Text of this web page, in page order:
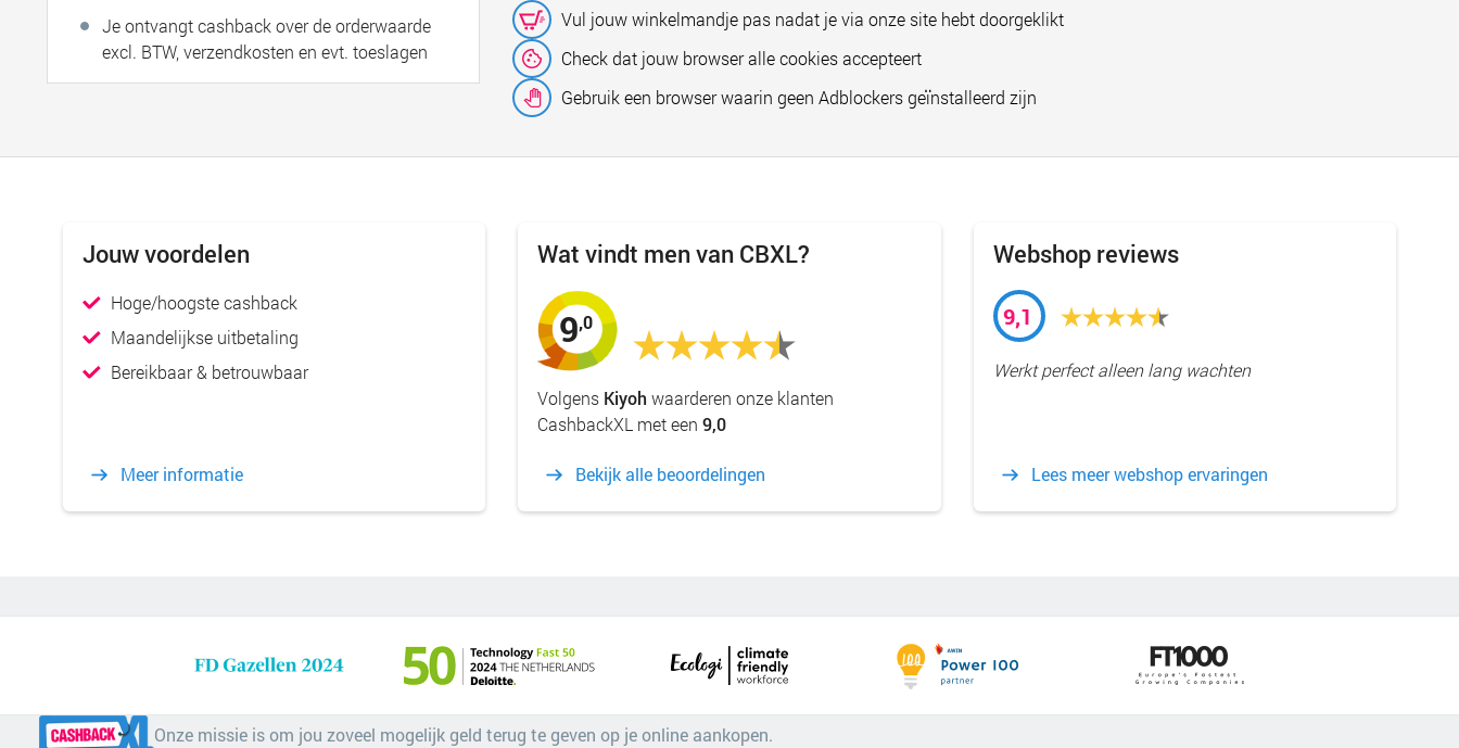
Vul jouw winkelmandje pas nadat je via onze site hebt doorgeklikt
Check dat jouw browser alle cookies accepteert
Gebruik een browser waarin geen Adblockers geïnstalleerd zijn
Je ontvangt cashback over de orderwaarde
excl. BTW, verzendkosten en evt. toeslagen
Jouw voordelen
Hoge/hoogste cashback
Maandelijkse uitbetaling
Bereikbaar & betrouwbaar
Meer informatie
Wat vindt men van CBXL?
9,0
Volgens Kiyoh waarderen onze klanten
CashbackXL met een9,0
Bekijk alle beoordelingen
Webshop reviews
9,1
Werkt perfect alleen lang wachten
Lees meer webshop ervaringen
Onze missie is om jou zoveel mogelijk geld terug te geven op je online aankopen.